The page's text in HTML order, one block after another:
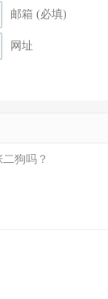
邮箱 (必填)
网址
狗吗？